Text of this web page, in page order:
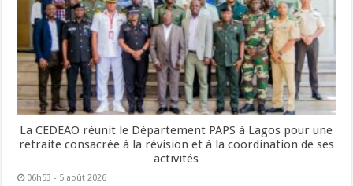
La CEDEAO réunit le Département PAPS à Lagos pour une
retraite consacrée à la révision et à la coordination de ses
activités
06h53 - 5 août 2026